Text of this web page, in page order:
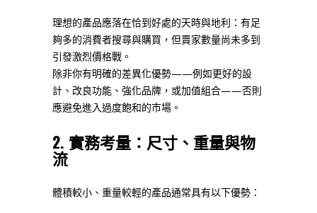
理想的產品應落在恰到好處的天時與地利：有足
夠多的消費者搜尋與購買，但賣家數量尚未多到
引發激烈價格戰。
除非你有明確的差異化優勢——例如更好的設
計、改良功能、強化品牌，或加值組合——否則
應避免進入過度飽和的市場。
2. 實務考量：尺寸、重量與物
流
體積較小、重量較輕的產品通常具有以下優勢：